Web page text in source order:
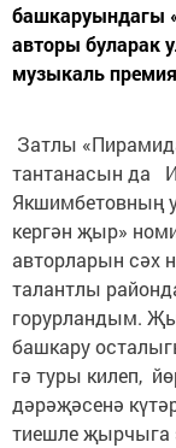
башкаруындагы
авторы буларак
музыкаль
Затлы
тантанасын да
Якшимбетовның
кергән җыр»
авторларын сәх
талантлы
горурландым.
башкару
гә туры килеп,
дәрәҗәсенә
тиешле җырчыга